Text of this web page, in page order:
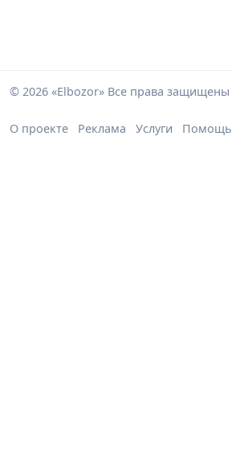
© 2026 «Elbozor» Все права защищены
О проекте Реклама Услуги Помощь